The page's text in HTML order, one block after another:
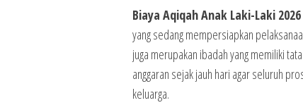
Biaya Aqiqah Anak Laki-Laki 2026
yang sedang mempersiapkan
juga merupakan ibadah yang memiliki
anggaran sejak jauh hari agar seluruh
keluarga.